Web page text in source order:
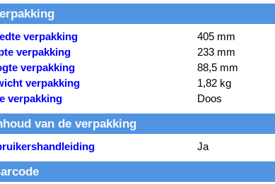
verpakking
405 mm
verpakking
233 mm
verpakking
88,5 mm
verpakking
1,82 kg
verpakking
Doos
van de verpakking
Ja